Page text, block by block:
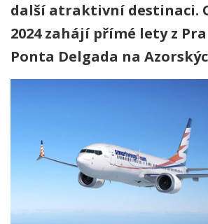
další atraktivní destinaci.
2024 zahájí přímé lety z
Ponta Delgada na